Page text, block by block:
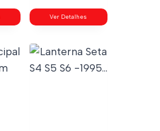
Ver Detalhes